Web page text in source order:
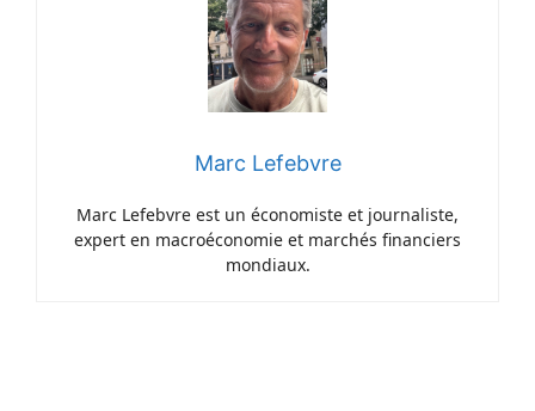
Marc Lefebvre
Marc Lefebvre est un économiste et journaliste,
expert en macroéconomie et marchés financiers
mondiaux.